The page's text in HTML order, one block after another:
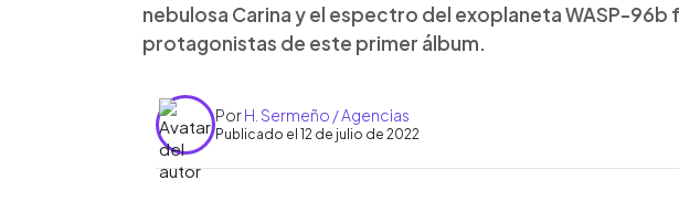
nebulosa Carina y el espectro del exoplaneta WASP-96b
protagonistas de este primer álbum.
PorH. Sermeño / Agencias
Publicado el 12 de julio de 2022